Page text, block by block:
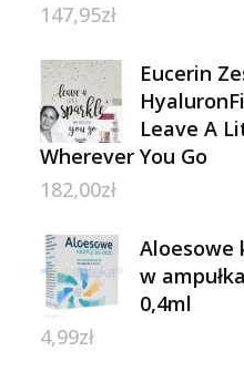
147,95zł
Eucerin
Leave A
Wherever You Go
182,00zł
Aloesowe
w
0,4ml
4,99zł